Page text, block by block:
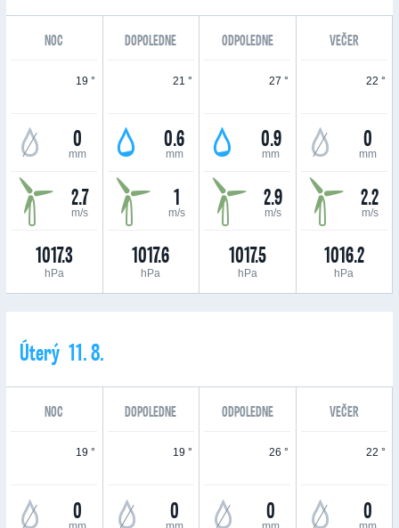
NOC DOPOLEDNE ODPOLEDNE VEČER
19 °
0
mm
2.7
m/s
1017.3
hPa
21 °
0.6
mm
1
m/s
1017.6
hPa
27 °
0.9
mm
2.9
m/s
1017.5
hPa
22 °
0
mm
2.2
m/s
1016.2
hPa
Úterý 11. 8.
NOC DOPOLEDNE ODPOLEDNE VEČER
19 °
0
19 °
0
26 °
0
22 °
0